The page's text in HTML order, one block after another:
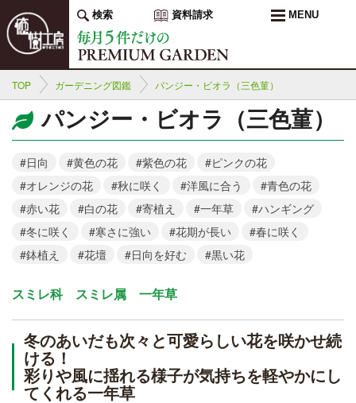
検索 資料請求 MENU
TOP ガーデニング図鑑 パンジー・ビオラ（三色菫）
パンジー・ビオラ（三色菫）
#日向 #黄色の花 #紫色の花
#ピンクの花
#オレンジの花
#秋に咲く #洋風に合う
#青色の花
#赤い花
#白の花 #寄植え #一年草
#ハンギング
#冬に咲く
#寒さに強い #花期が長い
#春に咲く
#鉢植え
#花壇 #日向を好む #黒い花
スミレ科 スミレ属 一年草
冬のあいだも次々と可愛らしい花を咲かせ続
ける！
彩りや風に揺れる様子が気持ちを軽やかにし
てくれる一年草